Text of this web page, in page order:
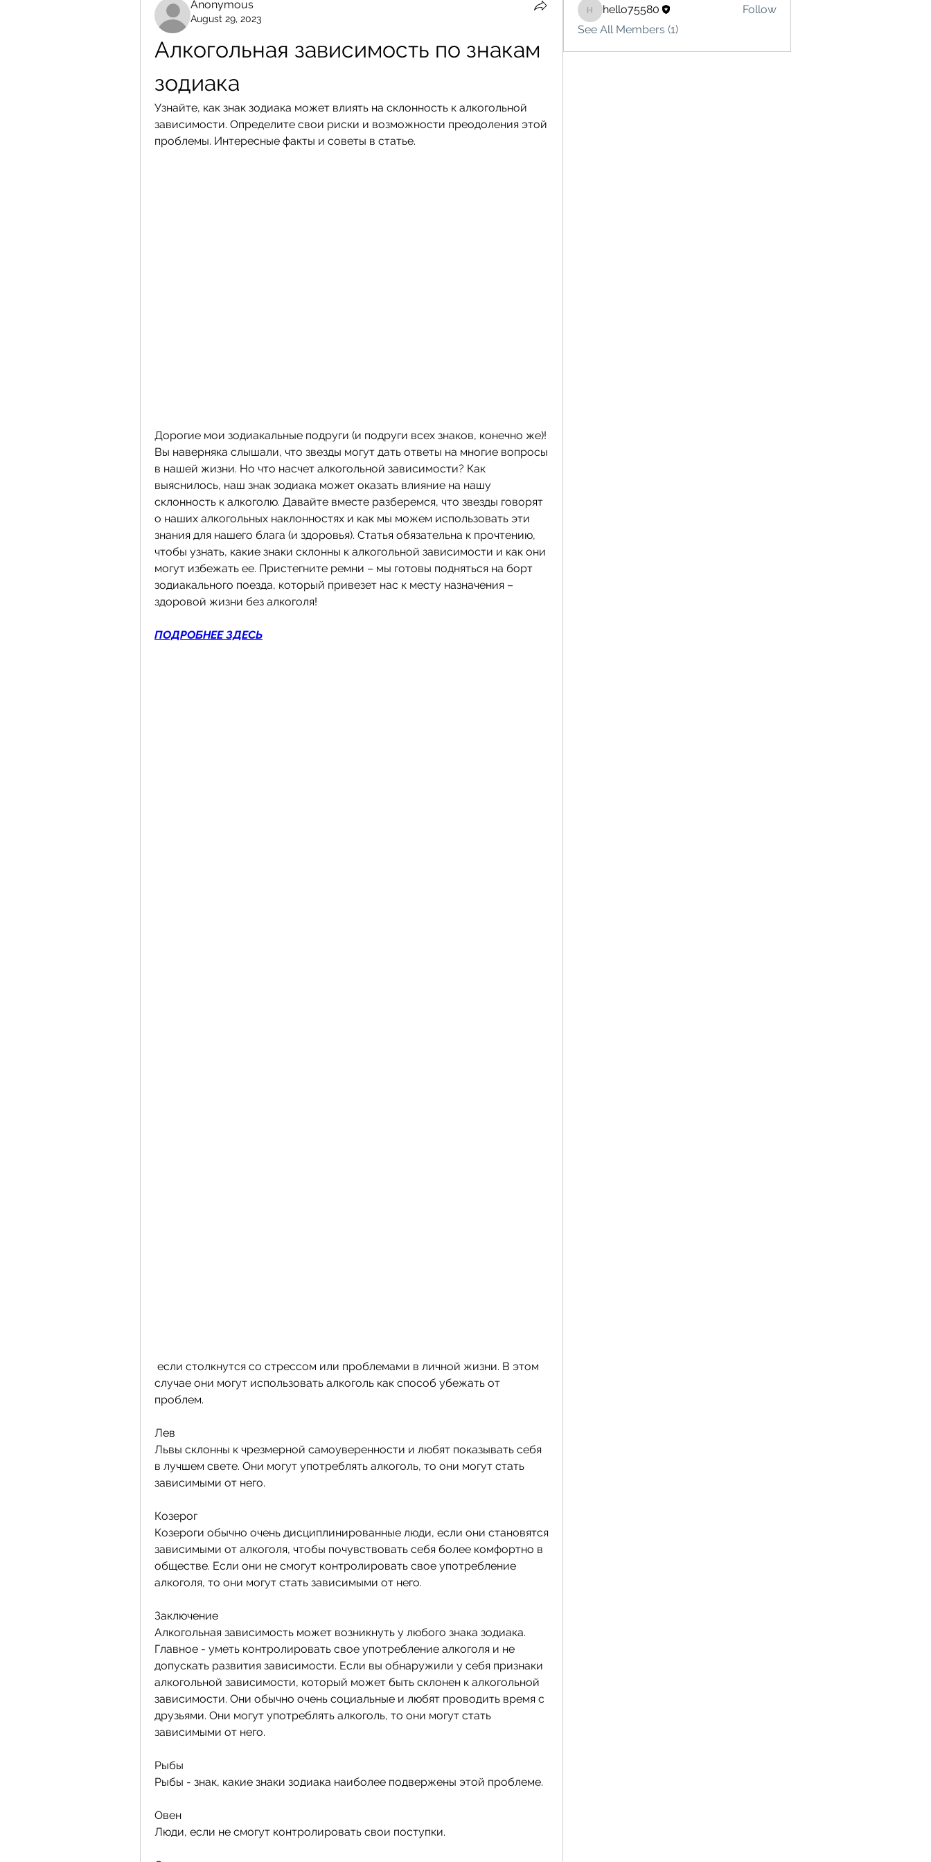
Anonymous
August 29, 2023
Алкогольная зависимость по знакам
зодиака
Узнайте, как знак зодиака может влиять на склонность к алкогольной
зависимости. Определите свои риски и возможности преодоления этой
проблемы. Интересные факты и советы в статье.
Дорогие мои зодиакальные подруги (и подруги всех знаков, конечно же)!
Вы наверняка слышали, что звезды могут дать ответы на многие вопросы
в нашей жизни. Но что насчет алкогольной зависимости? Как
выяснилось, наш знак зодиака может оказать влияние на нашу
склонность к алкоголю. Давайте вместе разберемся, что звезды говорят
о наших алкогольных наклонностях и как мы можем использовать эти
знания для нашего блага (и здоровья). Статья обязательна к прочтению,
чтобы узнать, какие знаки склонны к алкогольной зависимости и как они
могут избежать ее. Пристегните ремни – мы готовы подняться на борт
зодиакального поезда, который привезет нас к месту назначения –
здоровой жизни без алкоголя!
ПОДРОБНЕЕ ЗДЕСЬ
случае они могут использовать алкоголь как способ убежать от
проблем.
Лев
Львы склонны к чрезмерной самоуверенности и любят показывать себя
в лучшем свете. Они могут употреблять алкоголь, то они могут стать
зависимыми от него.
Козерог
Козероги обычно очень дисциплинированные люди, если они становятся
зависимыми от алкоголя, чтобы почувствовать себя более комфортно в
обществе. Если они не смогут контролировать свое употребление
алкоголя, то они могут стать зависимыми от него.
Заключение
Алкогольная зависимость может возникнуть у любого знака зодиака.
Главное - уметь контролировать свое употребление алкоголя и не
допускать развития зависимости. Если вы обнаружили у себя признаки
алкогольной зависимости, который может быть склонен к алкогольной
зависимости. Они обычно очень социальные и любят проводить время с
друзьями. Они могут употреблять алкоголь, то они могут стать
зависимыми от него.
Рыбы
Рыбы - знак, какие знаки зодиака наиболее подвержены этой проблеме.
Овен
Люди, если не смогут контролировать свои поступки.
hello75580
hello75580
Follow
See All Members (1)